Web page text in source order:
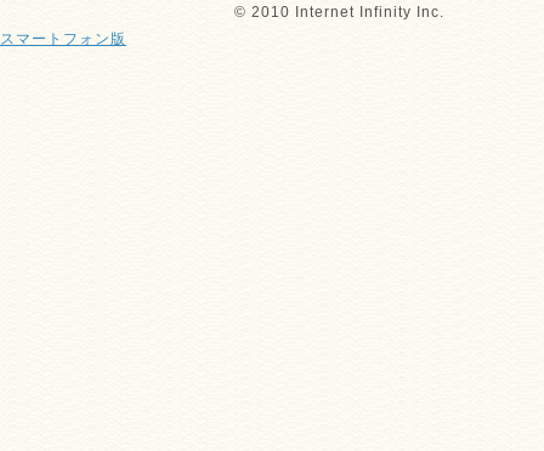
© 2010 Internet Infinity Inc.
スマートフォン版